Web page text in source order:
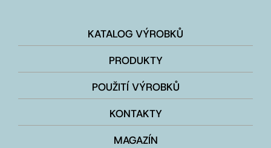
KATALOG VÝROBKŮ
PRODUKTY
POUŽITÍ VÝROBKŮ
KONTAKTY
MAGAZÍN